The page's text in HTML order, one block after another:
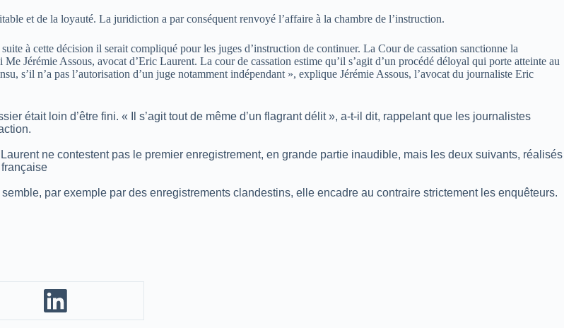
et de la loyauté. La juridiction a par conséquent renvoyé l’affaire à la chambre de l’instruction.
à cette décision il serait compliqué pour les juges d’instruction de continuer. La Cour de cassation sanctionne la
Jérémie Assous, avocat d’Eric Laurent. La cour de cassation estime qu’il s’agit d’un procédé déloyal qui porte atteinte au
s’il n’a pas l’autorisation d’un juge notamment indépendant », explique Jérémie Assous, l’avocat du journaliste Eric
était loin d’être fini. « Il s’agit tout de même d’un flagrant délit », a-t-il dit, rappelant que les journalistes
ne contestent pas le premier enregistrement, en grande partie inaudible, mais les deux suivants, réalisés
par exemple par des enregistrements clandestins, elle encadre au contraire strictement les enquêteurs.